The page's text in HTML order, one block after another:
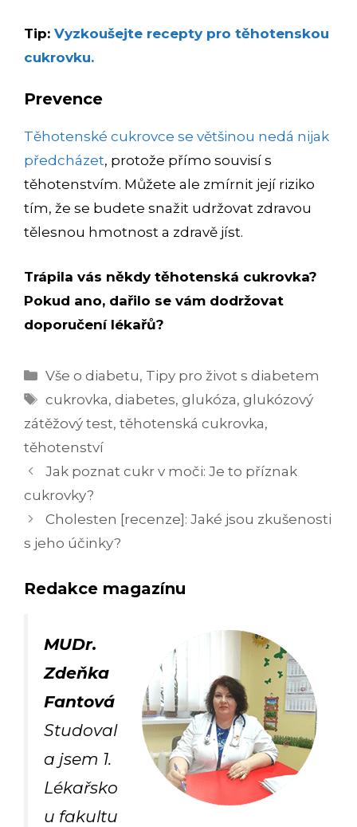
Tip: Vyzkoušejte recepty pro těhotenskou
cukrovku.
Prevence
Těhotenské cukrovce se většinou nedá nijak
předcházet, protože přímo souvisí s
těhotenstvím. Můžete ale zmírnit její riziko
tím, že se budete snažit udržovat zdravou
tělesnou hmotnost a zdravě jíst.
Trápila vás někdy těhotenská cukrovka?
Pokud ano, dařilo se vám dodržovat
doporučení lékařů?
Rubriky
Vše o diabetu, Tipy pro život s diabetem
Štítky
cukrovka,diabetes,glukóza,glukózový
zátěžový test, těhotenská cukrovka,
těhotenství
Navigace
příspěvků
Jak poznat cukr v moči: Je to příznak
cukrovky?
Cholesten [recenze]: Jaké jsou zkušenosti
s jeho účinky?
Redakce magazínu
MUDr.
Zdeňka
Fantová
Studoval
a jsem 1.
Lékařsko
u fakultu